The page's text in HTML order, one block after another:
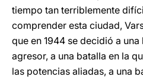
tiempo tan terriblemente
comprender esta ciudad,
que en 1944 se decidió a
agresor, a una batalla en la
las potencias aliadas, a una